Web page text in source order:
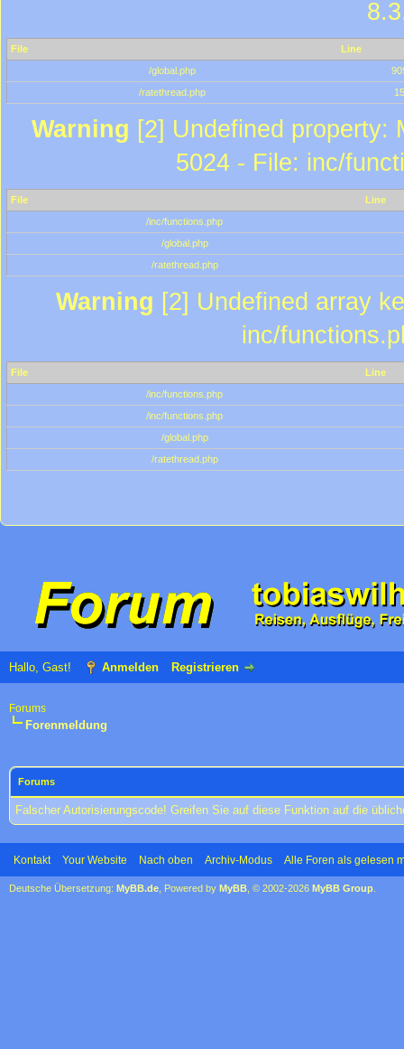
File
Line
/global.php
/ratethread.php
15
Warning [2] Undefined property:
5024 - File: inc/
File
Line
/inc/functions.php
/global.php
/ratethread.php
Warning [2] Undefined array
inc/
File
Line
/inc/functions.php
/inc/functions.php
/global.php
/ratethread.php
Hallo, Gast! Anmelden Registrieren
Forums
Forenmeldung
Forums
Falscher Autorisierungscode! Greifen Sie auf diese Funktion auf die
Kontakt Your Website Nach oben Archiv-Modus Alle Foren als gelesen
Deutsche Übersetzung: MyBB.de , Powered by MyBB , © 2002-2026 MyBB Group